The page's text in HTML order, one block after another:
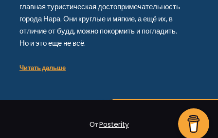
главная туристическая достопримечательность
города Нара. Они круглые и мягкие, а ещё их, в
отличие от будд, можно покормить и погладить.
Но и это еще не всё.
Читать дальше
ОтPosterity